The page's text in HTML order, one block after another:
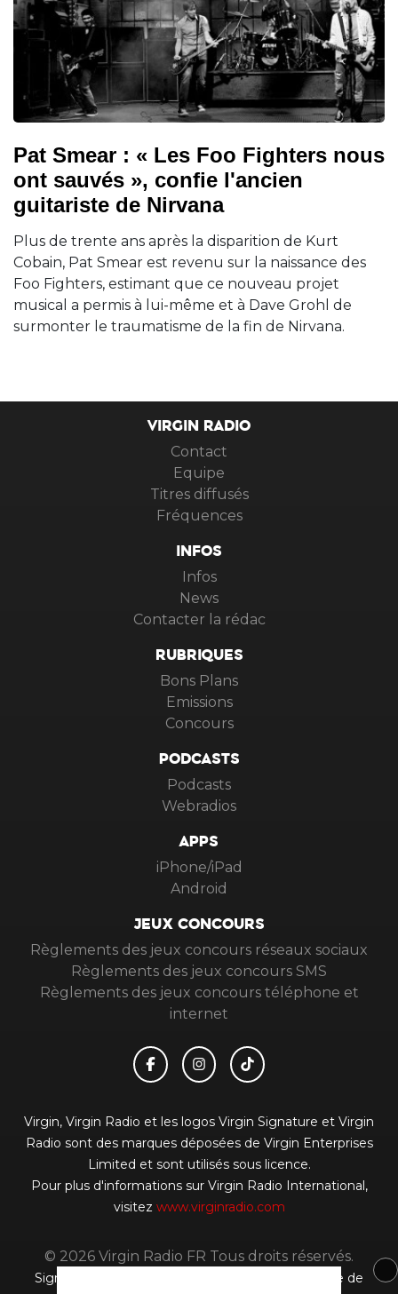
Pat Smear : « Les Foo Fighters nous
ont sauvés », confie l'ancien
guitariste de Nirvana
Plus de trente ans après la disparition de Kurt
Cobain, Pat Smear est revenu sur la naissance des
Foo Fighters, estimant que ce nouveau projet
musical a permis à lui-même et à Dave Grohl de
surmonter le traumatisme de la fin de Nirvana.
VIRGIN RADIO
Contact
Equipe
Titres diffusés
Fréquences
INFOS
Infos
News
Contacter la rédac
RUBRIQUES
Bons Plans
Emissions
Concours
PODCASTS
Podcasts
Webradios
APPS
iPhone/iPad
Android
JEUX CONCOURS
Règlements des jeux concours réseaux sociaux
Règlements des jeux concours SMS
Règlements des jeux concours téléphone et
internet
Virgin, Virgin Radio et les logos Virgin Signature et Virgin
Radio sont des marques déposées de Virgin Enterprises
Limited et sont utilisés sous licence.
Pour plus d'informations sur Virgin Radio International,
visitez www.virginradio.com
© 2026 Virgin Radio FR Tous droits réservés.
Signaler un contenu
Politique de